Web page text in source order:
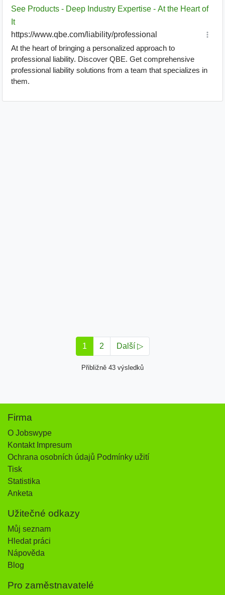
1 2 Další ▷
Přibližně 43 výsledků
Firma
O Jobswype
Kontakt Impresum
Ochrana osobních údajů Podmínky užití
Tisk
Statistika
Anketa
Užitečné odkazy
Můj seznam
Hledat práci
Nápověda
Blog
Pro zaměstnavatelé